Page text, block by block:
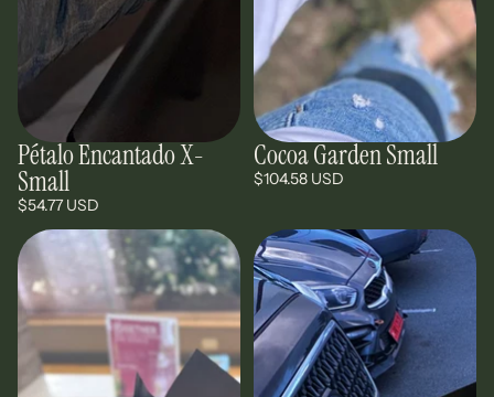
Pétalo Encantado X-
Small
$54.77 USD
Cocoa Garden Small
$104.58 USD